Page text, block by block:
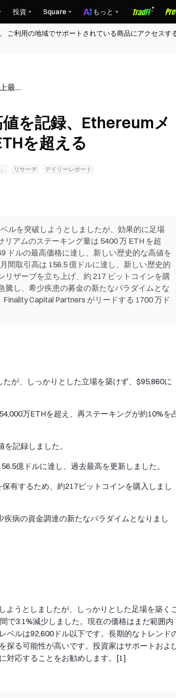
投資 Square もっと
ご利用の地域でサポートされている商品にアクセスす
最高
を記録、Ethereumメ
を超える
リサーチ デイリーレポート
ルを突破しようとしましたが、効果的に足場
アムのステーキング量は 5400 万 ETH を超
ドルの最高価格に達し、新しい歴史的な高値を
間取引高は 156.5 億ドルに達し、新しい歴史的
リザーブを立ち上げ、約 217 ビットコインを購
騰し、希少疾患の募金の新たなパラダイムとな
Capital Partners がリードする 1700 万ド
が、しっかりとした立場を築けず、$95,860に
万ETHを超え、再ステーキングが約10%を
記録しました。
億ドルに達し、過去最高を更新しました。
有するため、約217ビットコインを購入しまし
病の資金調達の新たなパラダイムとなりまし
ようとしましたが、しっかりとした足場を築く
で3.1%減少しました。現在の価格はまだ範囲内
ベルは92,600ドル以下です。長期的なトレンド
探る可能性が高いです。投資家はサポートおよ
対応することをお勧めします。[1]